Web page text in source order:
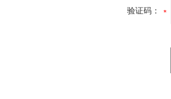
验证码：